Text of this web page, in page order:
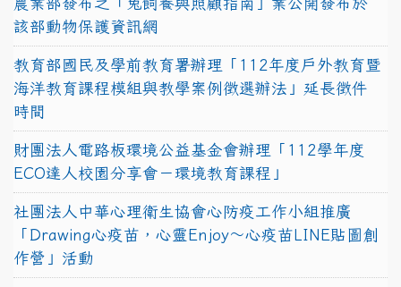
該部動物保護資訊網
教育部國民及學前教育署辦理「112年度戶外教育暨
海洋教育課程模組與教學案例徵選辦法」延長徵件
時間
財團法人電路板環境公益基金會辦理「112學年度
ECO達人校園分享會－環境教育課程」
社團法人中華心理衛生協會心防疫工作小組推廣
「Drawing心疫苗，心靈Enjoy〜心疫苗LINE貼圖創
作營」活動